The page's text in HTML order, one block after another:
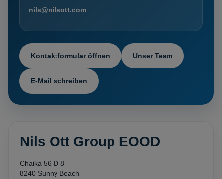
nils@nilsott.com
Kontaktformular öffnen Unser Team
E-Mail schreiben
Nils Ott Group EOOD
Chaika 56 D 8
8240 Sunny Beach